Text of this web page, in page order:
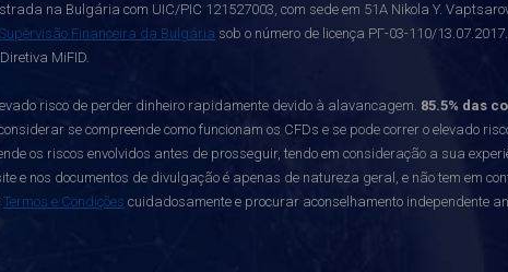
na Bulgária com UIC/PIC 121527003, com sede em 51A Nikola Y.
Financeira da Bulgária sob o número de licença РГ-03-110/
MiFID.
risco de perder dinheiro rapidamente devido à alavancagem. 85.5% das
se compreende como funcionam os CFDs e se pode correr o elevado
os riscos envolvidos antes de prosseguir, tendo em consideração a sua
e nos documentos de divulgação é apenas de natureza geral, e não tem em
Termos e Condições cuidadosamente e procurar aconselhamento independente